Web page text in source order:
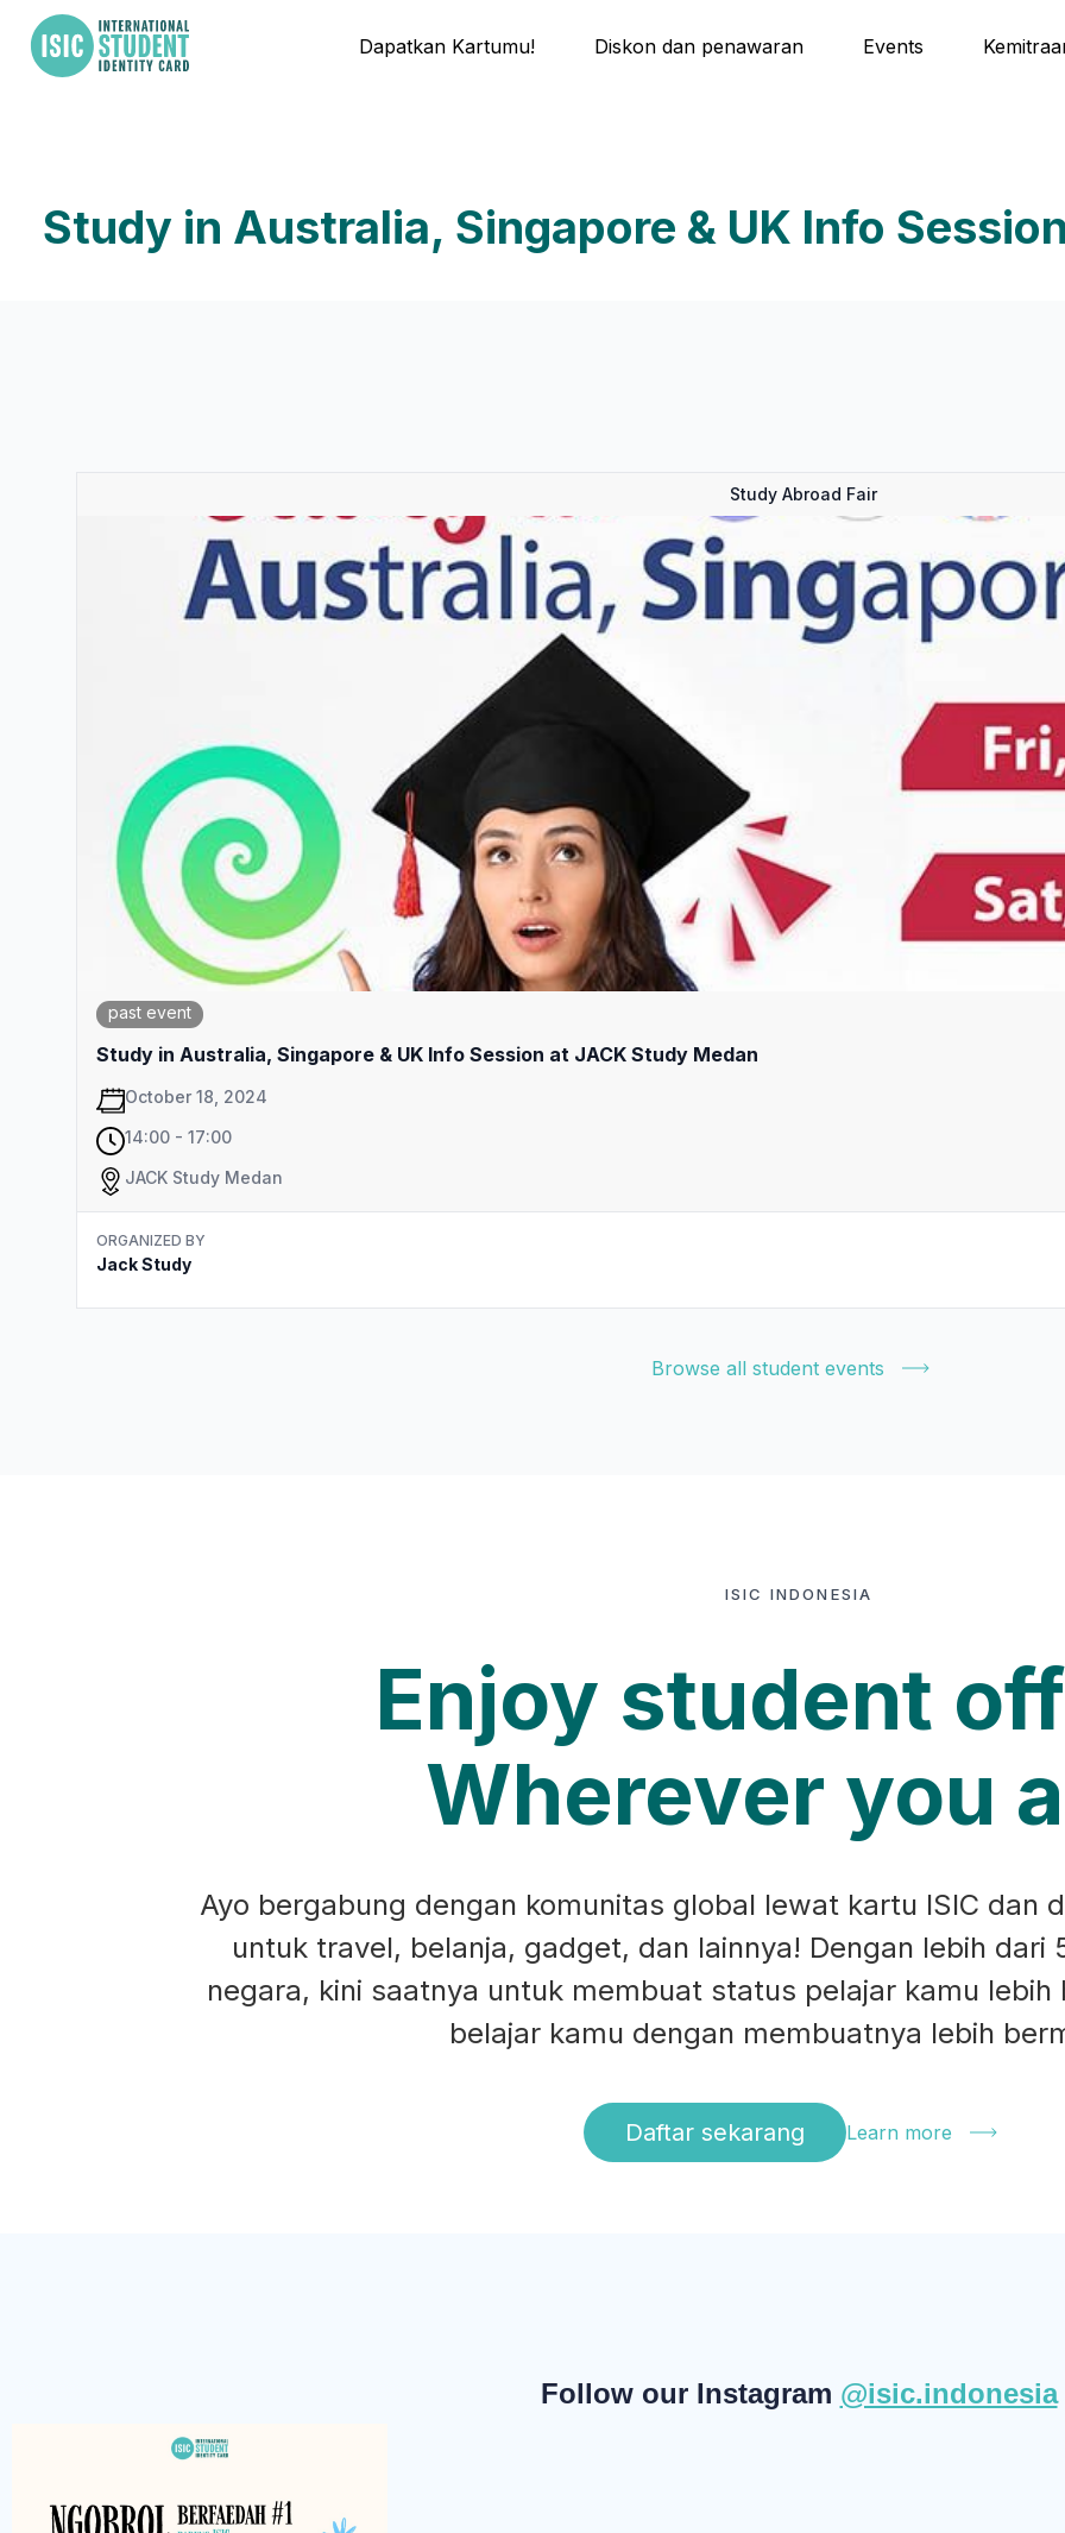
Dapatkan Kartumu! Diskon dan penawaran Events
Study in Australia, Singapore & UK Info
Study Abroad Fair
past event
Study in Australia, Singapore & UK Info Session at JACK Study Medan
October 18, 2024
14:00 - 17:00
JACK Study Medan
ORGANIZED BY
Jack Study
Browse all student events
ISIC INDONESIA
Enjoy student
Wherever you
Ayo bergabung dengan komunitas global lewat kartu ISIC dan
untuk travel, belanja, gadget, dan lainnya! Dengan lebih dari
negara, kini saatnya untuk membuat status pelajar kamu lebih
belajar kamu dengan membuatnya lebih
Daftar sekarang Learn more
Follow our Instagram @isic.indonesia